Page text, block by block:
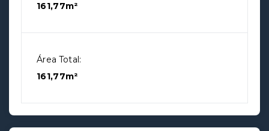
161,77m²
Área Total:
161,77m²